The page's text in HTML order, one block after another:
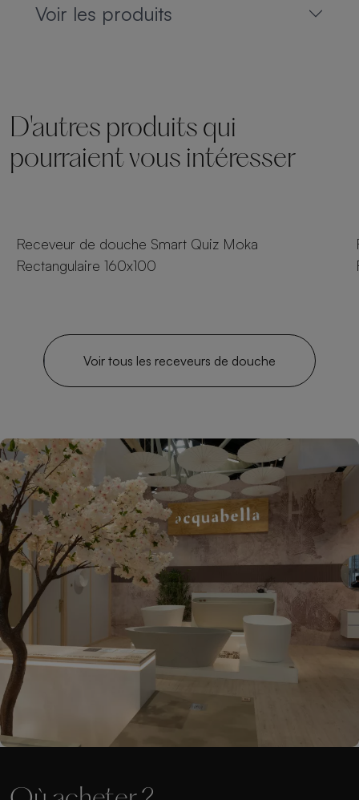
Voir les produits
D'autres produits qui
pourraient vous intéresser
Receveur de douche Smart Quiz Moka
Rectangulaire 160x100
Voir tous les receveurs de douche